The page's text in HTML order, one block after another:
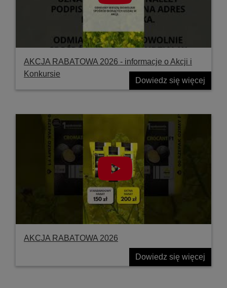
AKCJA RABATOWA 2026 - informacje o Akcji i
Konkursie
Dowiedz się więcej
AKCJA RABATOWA 2026
Dowiedz się więcej